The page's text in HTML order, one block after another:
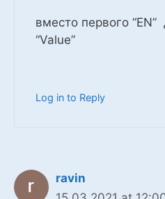
вместо первого
“Value”
Log in to Reply
ravin